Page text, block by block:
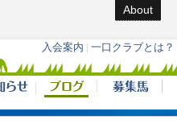
About